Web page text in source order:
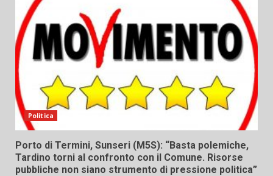
Politica
Porto di Termini, Sunseri (M5S): “Basta polemiche,
Tardino torni al confronto con il Comune. Risorse
pubbliche non siano strumento di pressione politica”